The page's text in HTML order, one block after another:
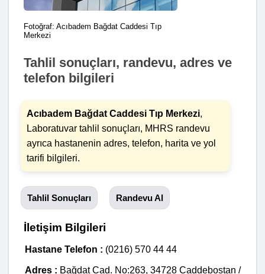
Fotoğraf: Acıbadem Bağdat Caddesi Tıp
Merkezi
Tahlil sonuçları, randevu, adres ve
telefon bilgileri
Acıbadem Bağdat Caddesi Tıp Merkezi,
Laboratuvar tahlil sonuçları, MHRS randevu
ayrıca hastanenin adres, telefon, harita ve yol
tarifi bilgileri.
Tahlil Sonuçları Randevu Al
İletişim Bilgileri
Hastane Telefon : (0216) 570 44 44
Adres : Bağdat Cad. No:263, 34728 Caddebostan /